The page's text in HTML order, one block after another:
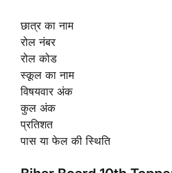
छात्र का नाम
रोल नंबर
रोल कोड
स्कूल का नाम
विषयवार अंक
कुल अंक
प्रतिशत
पास या फेल की स्थिति